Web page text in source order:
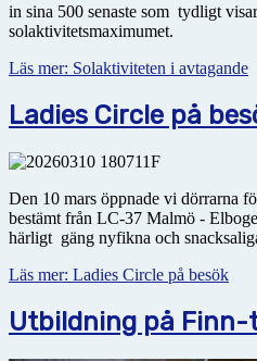
in sina 500 senaste som tydligt
solaktivitetsmaximumet.
Läs mer: Solaktiviteten i avtagande
Ladies Circle på
Den 10 mars öppnade vi dörrarna
bestämt från LC-37 Malmö -
härligt gäng nyfikna och
Läs mer: Ladies Circle på besök
Utbildning på Finn-